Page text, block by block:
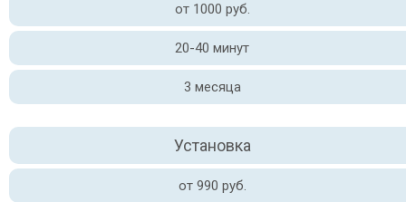
от 1000 руб.
20-40 минут
3 месяца
Установка
от 990 руб.